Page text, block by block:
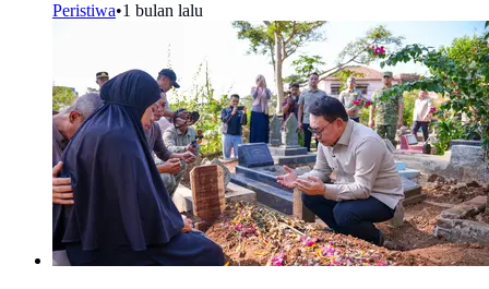
Peristiwa•1 bulan lalu